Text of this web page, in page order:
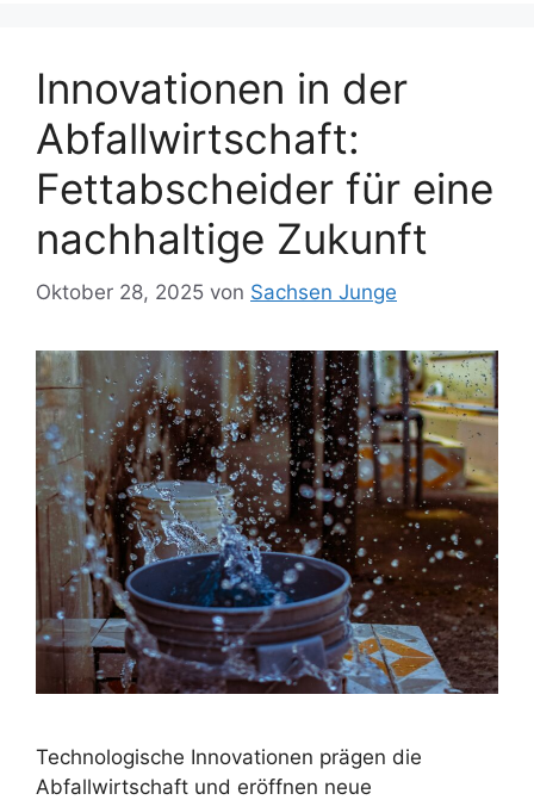
Innovationen in der
Abfallwirtschaft:
Fettabscheider für eine
nachhaltige Zukunft
Oktober 28, 2025 von Sachsen Junge
Technologische Innovationen prägen die
Abfallwirtschaft und eröffnen neue